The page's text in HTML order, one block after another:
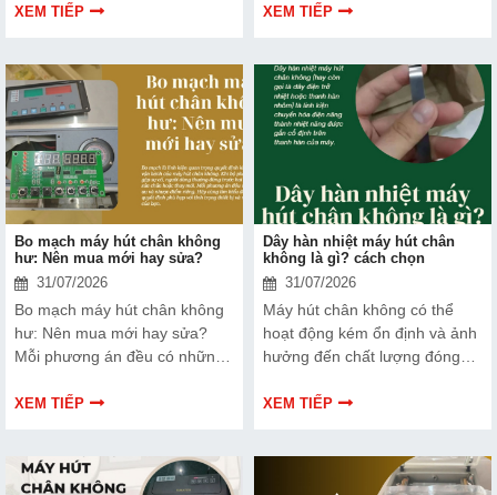
nhiều doanh nghiệp, cửa hàng
XEM TIẾP
sản phẩm và nâng cao vị thế
điểm của thiết bị này để có
thêm thông tin và giúp bạn đưa
ra lựa chọn phù hợp, hiệu quả
hơn nhé!
XEM TIẾP
Bo mạch máy hút chân không
hư: Nên mua mới hay sửa?
31/07/2026
Bo mạch máy hút chân không
hư: Nên mua mới hay sửa?
Mỗi phương án đều có những
cùng tìm hiểu để đưa ra quyết
XEM TIẾP
Dây hàn nhiệt máy hút chân
không là gì? cách chọn
31/07/2026
Máy hút chân không có thể
hoạt động kém ổn định và ảnh
hưởng đến chất lượng đóng
Bài viết dưới đây sẽ giúp bạn
XEM TIẾP